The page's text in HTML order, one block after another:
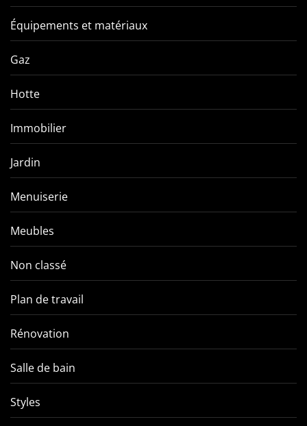
Équipements et matériaux
Gaz
Hotte
Immobilier
Jardin
Menuiserie
Meubles
Non classé
Plan de travail
Rénovation
Salle de bain
Styles